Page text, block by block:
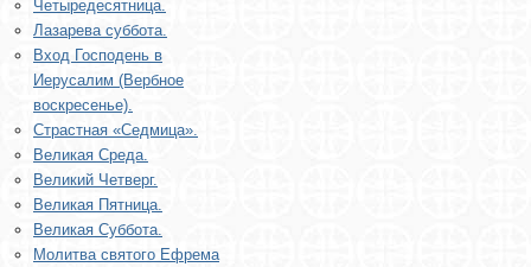
Четыредесятница.
Лазарева суббота.
Вход Господень в
Иерусалим (Вербное
воскресенье).
Страстная «Седмица».
Великая Среда.
Великий Четверг.
Великая Пятница.
Великая Суббота.
Молитва святого Ефрема